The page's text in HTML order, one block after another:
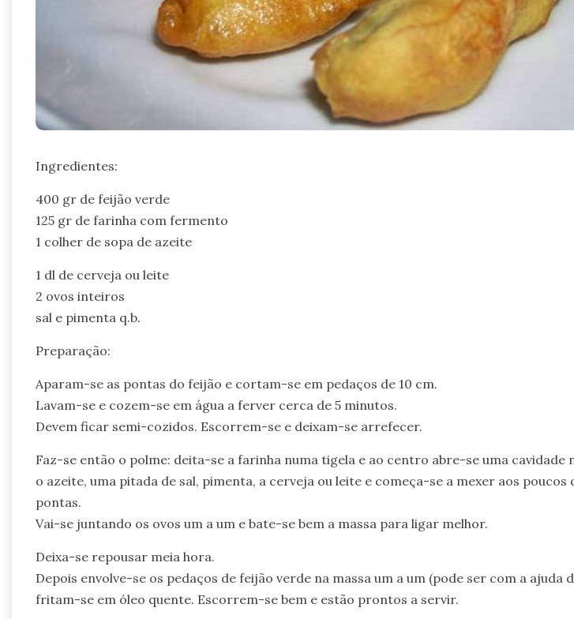
Ingredientes:
400 gr de feijão verde
125 gr de farinha com fermento
1 colher de sopa de azeite
1 dl de cerveja ou leite
2 ovos inteiros
sal e pimenta q.b.
Preparação:
Aparam-se as pontas do feijão e cortam-se em pedaços de 10 cm.
Lavam-se e cozem-se em água a ferver cerca de 5 minutos.
Devem ficar semi-cozidos. Escorrem-se e deixam-se arrefecer.
Faz-se então o polme: deita-se a farinha numa tigela e ao centro abre-se uma cavidade
o azeite, uma pitada de sal, pimenta, a cerveja ou leite e começa-se a mexer aos poucos
pontas.
Vai-se juntando os ovos um a um e bate-se bem a massa para ligar melhor.
Deixa-se repousar meia hora.
Depois envolve-se os pedaços de feijão verde na massa um a um (pode ser com a ajuda
fritam-se em óleo quente. Escorrem-se bem e estão prontos a servir.